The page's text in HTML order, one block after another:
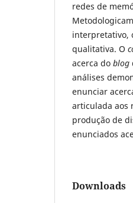
redes de
interpretativo,
qualitativa. O
acerca do blog
análises
enunciar
articulada aos
produção de
enunciados
Downloads